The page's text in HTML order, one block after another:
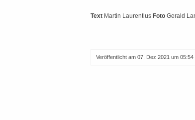
Text Martin Laurentius Foto Gerald
Veröffentlicht am 07. Dez 2021 um 05:54